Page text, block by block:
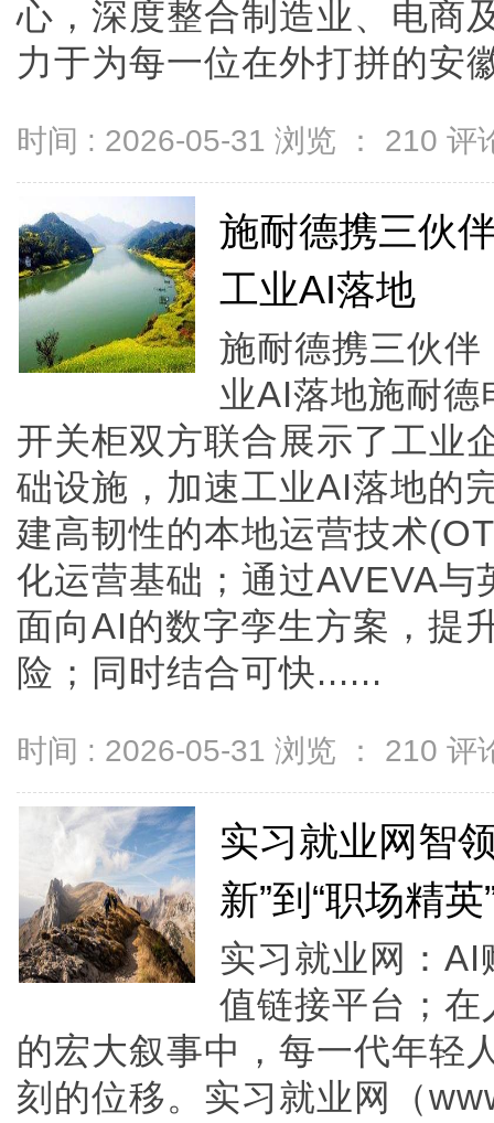
心，深度整合制造业、电商
力于为每一位在外打拼的安
时间 : 2026-05-31 浏览 ： 210 评
施耐德携三伙
工业AI落地
施耐德携三伙
业AI落地施耐
开关柜双方联合展示了工业
础设施，加速工业AI落地的
建高韧性的本地运营技术
化运营基础；通过AVEVA
面向AI的数字孪生方案，提
险；同时结合可快......
时间 : 2026-05-31 浏览 ： 210 评
实习就业网智
新”到“职场精
实习就业网：
值链接平台；
的宏大叙事中，每一代年轻
刻的位移。实习就业网（